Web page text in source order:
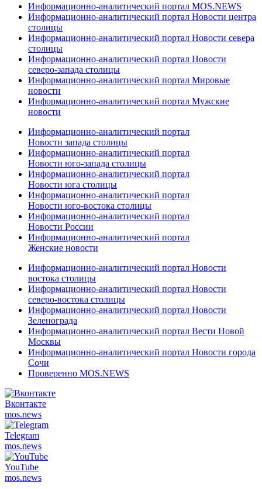
Информационно-аналитический портал MOS.NEWS
Информационно-аналитический портал Новости центра
столицы
Информационно-аналитический портал Новости севера
столицы
Информационно-аналитический портал Новости
северо-запада столицы
Информационно-аналитический портал Мировые
новости
Информационно-аналитический портал Мужские
новости
Информационно-аналитический портал
Новости запада столицы
Информационно-аналитический портал
Новости юго-запада столицы
Информационно-аналитический портал
Новости юга столицы
Информационно-аналитический портал
Новости юго-востока столицы
Информационно-аналитический портал
Новости России
Информационно-аналитический портал
Женские новости
Информационно-аналитический портал Новости
востока столицы
Информационно-аналитический портал Новости
северо-востока столицы
Информационно-аналитический портал Новости
Зеленограда
Информационно-аналитический портал Вести Новой
Москвы
Информационно-аналитический портал Новости города
Сочи
Проверенно MOS.NEWS
Вконтакте
mos.news
Telegram
mos.news
YouTube
mos.news